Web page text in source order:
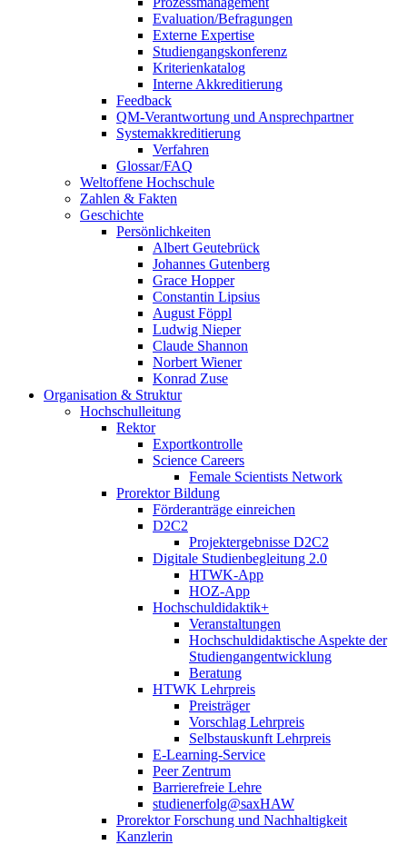
Evaluation/Befragungen
Externe Expertise
Studiengangskonferenz
Kriterienkatalog
Interne Akkreditierung
Feedback
QM-Verantwortung und Ansprechpartner
Systemakkreditierung
Verfahren
Glossar/FAQ
Weltoffene Hochschule
Zahlen & Fakten
Geschichte
Persönlichkeiten
Albert Geutebrück
Johannes Gutenberg
Grace Hopper
Constantin Lipsius
August Föppl
Ludwig Nieper
Claude Shannon
Norbert Wiener
Konrad Zuse
Organisation & Struktur
Hochschulleitung
Rektor
Exportkontrolle
Science Careers
Female Scientists Network
Prorektor Bildung
Förderanträge einreichen
D2C2
Projektergebnisse D2C2
Digitale Studienbegleitung 2.0
HTWK-App
HOZ-App
Hochschuldidaktik+
Veranstaltungen
Hochschuldidaktische Aspekte der
Studiengangentwicklung
Beratung
HTWK Lehrpreis
Preisträger
Vorschlag Lehrpreis
Selbstauskunft Lehrpreis
E-Learning-Service
Peer Zentrum
Barrierefreie Lehre
studienerfolg@saxHAW
Prorektor Forschung und Nachhaltigkeit
Kanzlerin